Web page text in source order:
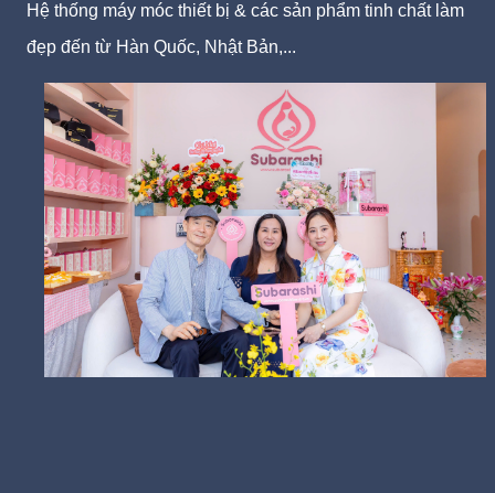
Hệ thống máy móc thiết bị & các sản phẩm tinh chất làm
đẹp đến từ Hàn Quốc, Nhật Bản,...